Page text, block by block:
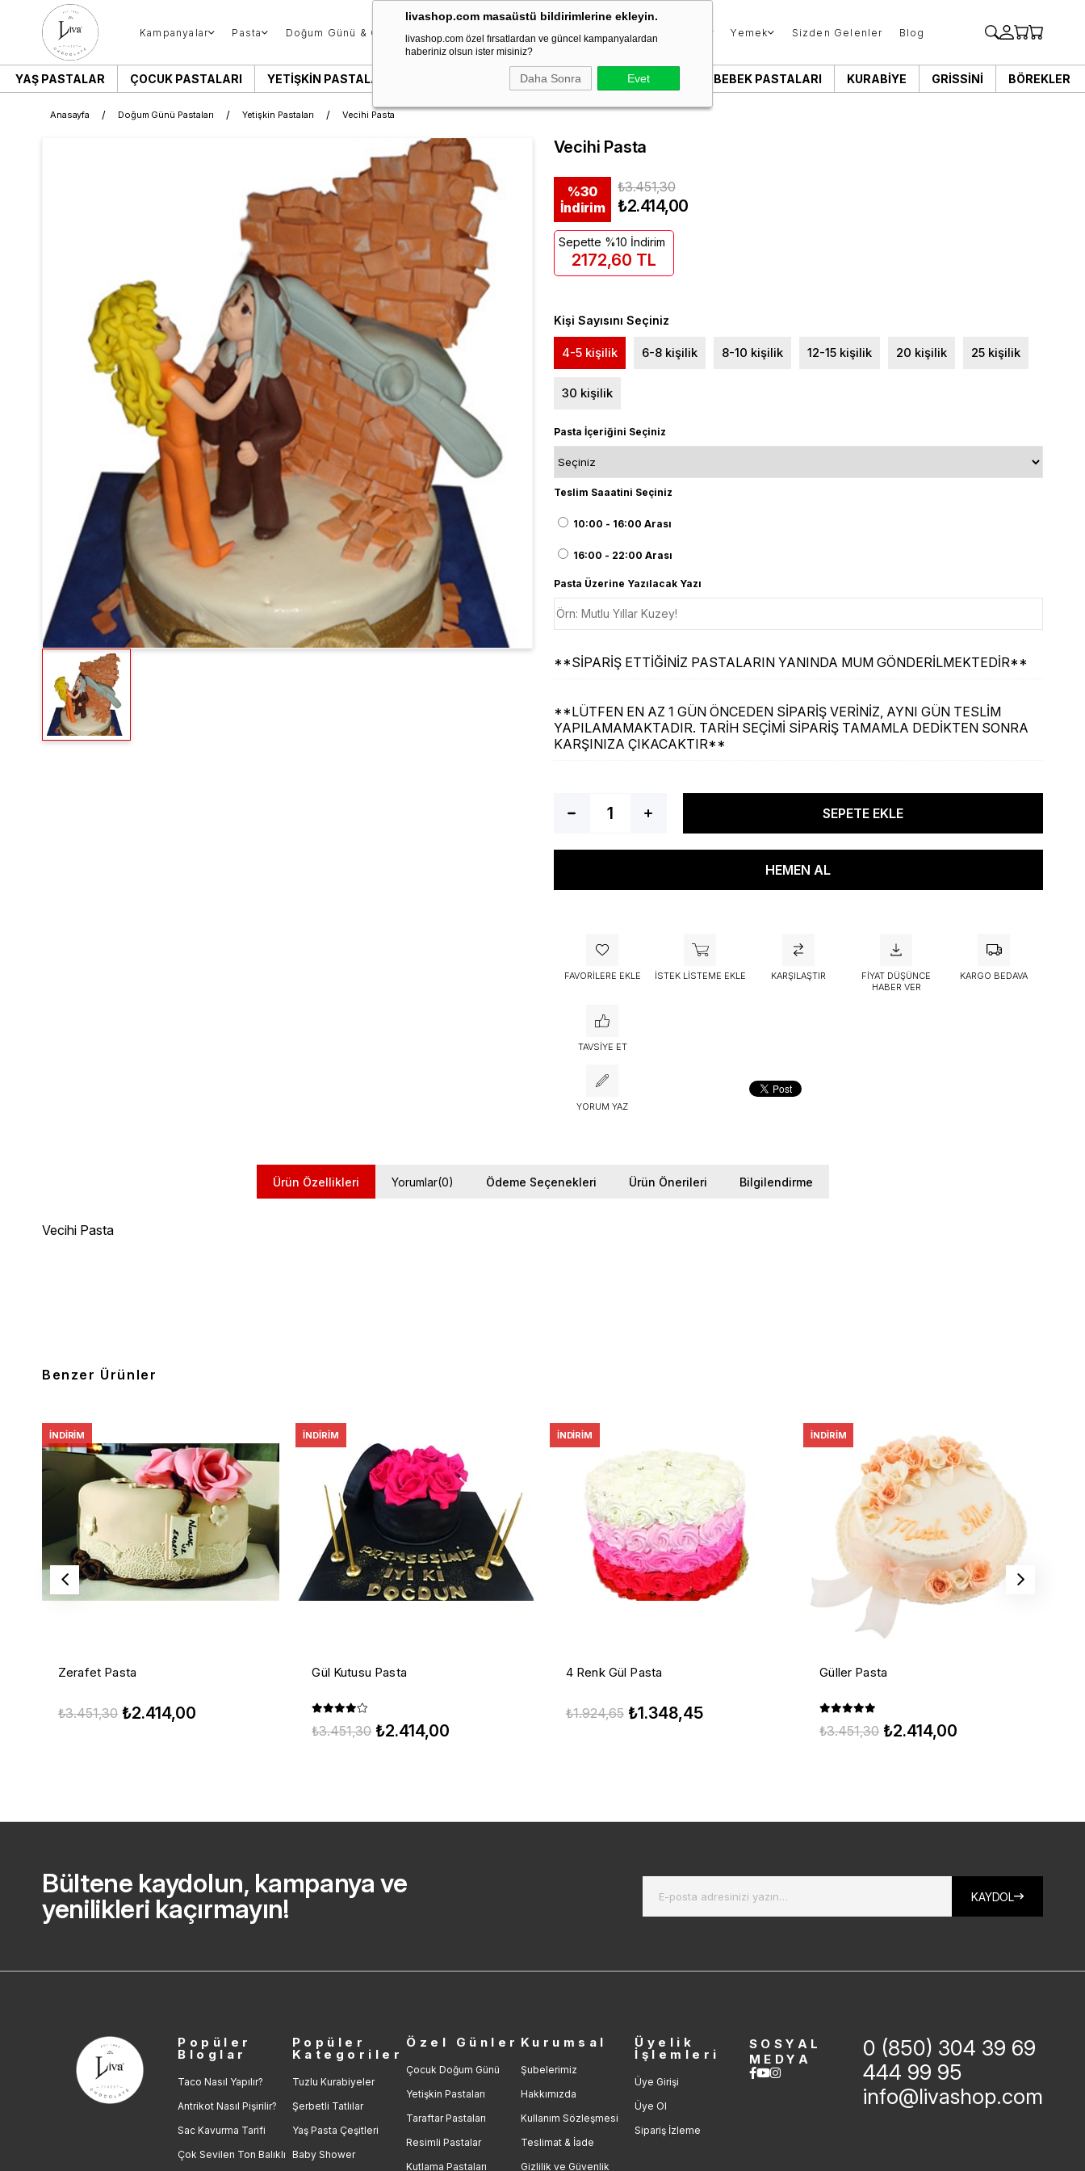
livashop.com masaüstü bildirimlerine ekleyin.
livashop.com özel fırsatlardan ve güncel kampanyalardan
haberiniz olsun ister misiniz?
Daha Sonra Evet
Kampanyalar Pasta Doğum Günü & Özel Gün Donut & Berliner Çikolata Tatlı & Kurabiye Yemek Sizden Gelenler Blog
YAŞ PASTALAR ÇOCUK PASTALARI YETIŞKIN PASTALARI SÖZ & NIŞAN PASTALARI BEBEK PASTALARI KURABIYE GRISSINI BÖREKLER
Anasayfa Doğum Günü Pastaları Yetişkin Pastaları Vecihi Pasta
Vecihi Pasta
%30
İndirim
₺3.451,30
₺2.414,00
Kişi Sayısını Seçiniz
4-5 kişilik 6-8 kişilik 8-10 kişilik 12-15 kişilik 20 kişilik 25 kişilik
30 kişilik
Pasta İçeriğini Seçiniz
Teslim Saaatini Seçiniz
10:00 - 16:00 Arası
16:00 - 22:00 Arası
Pasta Üzerine Yazılacak Yazı
**SİPARİŞ ETTİĞİNİZ PASTALARIN YANINDA MUM GÖNDERİLMEKTEDİR**
**LÜTFEN EN AZ 1 GÜN ÖNCEDEN SİPARİŞ VERİNİZ, AYNI GÜN TESLİM
YAPILAMAMAKTADIR. TARİH SEÇİMİ SİPARİŞ TAMAMLA DEDİKTEN SONRA
KARŞINIZA ÇIKACAKTIR**
Sepette %10 İndirim
2172,60 TL
FAVORILERE EKLE İSTEK LISTEME EKLE KARŞILAŞTIR
FIYAT DÜŞÜNCE
HABER VER
KARGO BEDAVA
TAVSIYE ET
YORUM YAZ
Ürün Özellikleri Yorumlar(0) Ödeme Seçenekleri Ürün Önerileri Bilgilendirme
Vecihi Pasta
Benzer Ürünler
Zerafet Pasta
₺2.414,00
₺3.451,30
İNDIRIM
Gül Kutusu Pasta
₺2.414,00
₺3.451,30
İNDIRIM
4 Renk Gül Pasta
₺1.348,45
₺1.924,65
İNDIRIM
Güller Pasta
₺2.414,00
₺3.451,30
İNDIRIM
Bültene kaydolun, kampanya ve
yenilikleri kaçırmayın!
KAYDOL
Popüler
Bloglar
Taco Nasıl Yapılır?
Antrikot Nasıl Pişirilir?
Sac Kavurma Tarifi
Çok Sevilen Ton Balıklı
Popüler
Kategoriler
Tuzlu Kurabiyeler
Şerbetli Tatlılar
Yaş Pasta Çeşitleri
Baby Shower
Özel Günler
Çocuk Doğum Günü
Yetişkin Pastaları
Taraftar Pastaları
Resimli Pastalar
Kutlama Pastaları
Kurumsal
Şubelerimiz
Hakkımızda
Kullanım Sözleşmesi
Teslimat & İade
Gizlilik ve Güvenlik
Üyelik
İşlemleri
Üye Girişi
Üye Ol
Sipariş İzleme
SOSYAL
MEDYA
0 (850) 304 39 69
444 99 95
info@livashop.com